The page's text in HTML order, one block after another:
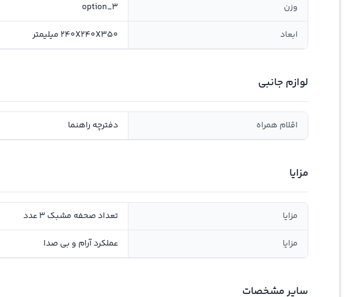
وزن option_3
ابعاد 240X240X350 میلیمتر
لوازم جانبی
اقلام همراه دفترچه راهنما
مزایا
مزایا تعداد صحفه مشبک 3 عدد
مزایا عملکرد آرام و بی صدا
سایر مشخصات